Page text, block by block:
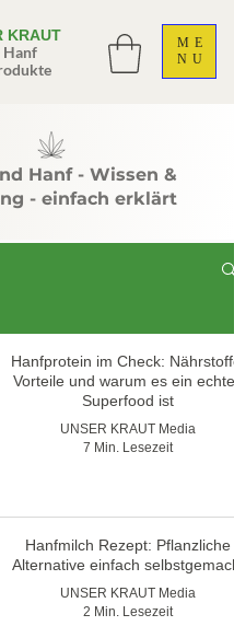
KRAUT
Hanf
ME
NU
Hanf - Wissen &
- einfach erklärt
Hanfprotein im Check:
Vorteile und warum es ein echtes
Superfood ist
UNSER KRAUT Media
7 Min. Lesezeit
Hanfmilch Rezept: Pflanzliche
Alternative einfach
UNSER KRAUT Media
2 Min. Lesezeit